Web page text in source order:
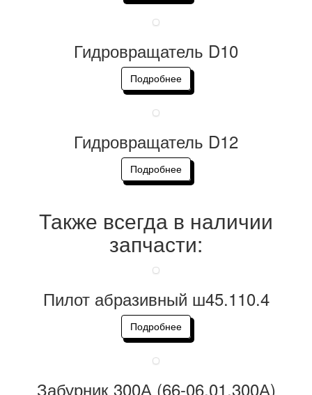
Гидровращатель D10
Подробнее
Гидровращатель D12
Подробнее
Также всегда в наличии
запчасти:
Пилот абразивный ш45.110.4
Подробнее
Забурник 300А (66-06.01.300А)